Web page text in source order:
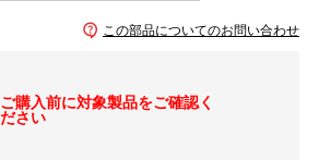
この部品についてのお問い合わせ
ご購入前に対象製品をご確認く
ださい